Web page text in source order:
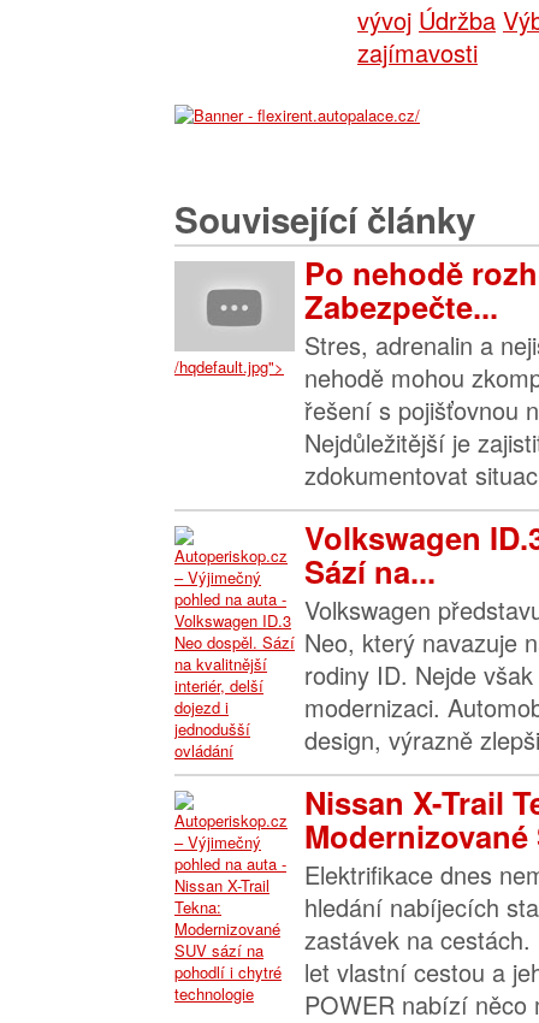
vývoj Údržba
zajímavosti
Související články
/hqdefault.jpg">
Po nehodě
Zabezpečte...
Stres, adrenalin a
nehodě mohou
řešení s pojišťovnou
Nejdůležitější je
zdokumentovat
Volkswagen
Sází na...
Volkswagen
Neo, který navazuje
rodiny ID. Nejde
modernizaci.
design, výrazně
Nissan X-Trail
Modernizované
Elektrifikace dnes
hledání nabíjecích
zastávek na
let vlastní cestou a
POWER nabízí něco